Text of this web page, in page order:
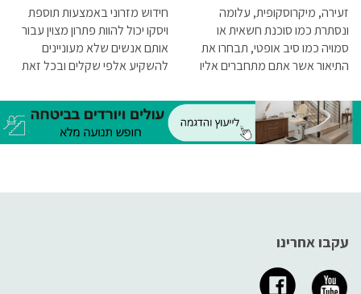
חידוש מזרוני באמצעות תוספת
ויסקו יכול להוות פתרון מצוין עבור
אותם אנשים שלא מעוניינים
להשקיע אלפי שקלים ובכל זאת
איכות החיים.
זעירה, מיקרוסקופית, עלומה
ונסתרת כמו סוכנת חשאית או
סמויה כמו סיב אופטי, תבחרו את
התיאור אשר אתם מתחברים אליו
עקבו אחרינו